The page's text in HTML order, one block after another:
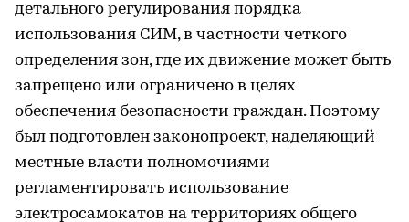
детального регулирования порядка
использования СИМ, в частности четкого
определения зон, где их движение может быть
запрещено или ограничено в целях
обеспечения безопасности граждан. Поэтому
был подготовлен законопроект, наделяющий
местные власти полномочиями
регламентировать использование
электросамокатов на территориях общего